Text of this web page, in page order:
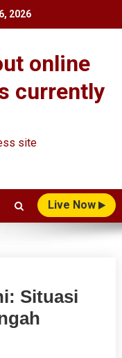
2026
online
currently
site
Live Now
Situasi